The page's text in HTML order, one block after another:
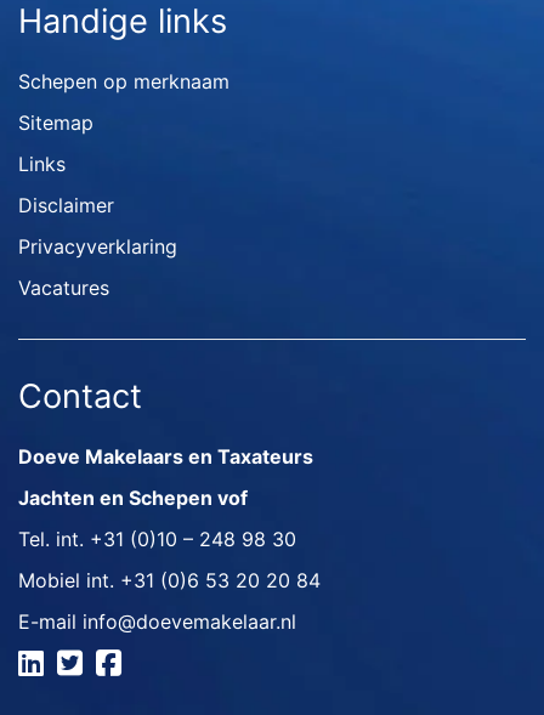
Handige links
Schepen op merknaam
Sitemap
Links
Disclaimer
Privacyverklaring
Vacatures
Contact
Doeve Makelaars en Taxateurs
Jachten en Schepen vof
Tel. int. +31 (0)10 – 248 98 30
Mobiel int. +31 (0)6 53 20 20 84
E-mail info@doevemakelaar.nl